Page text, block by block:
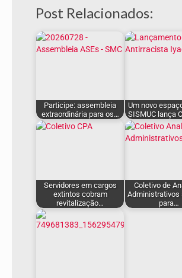
Post Relacionados:
Participe: assembleia
extraordinária para os…
Um novo
SISMUC lança
Servidores em cargos
extintos cobram
revitalização…
Coletivo de
Administrativos
para…